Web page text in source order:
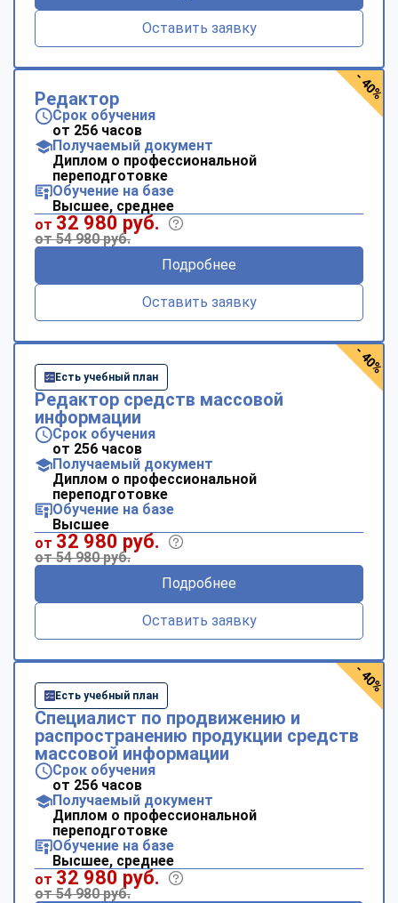
Оставить заявку
Редактор
Срок обучения
от 256 часов
Получаемый документ
Диплом о профессиональной
переподготовке
Обучение на базе
Высшее, среднее
от 32 980 руб.
от 54 980 руб.
Подробнее
Оставить заявку
- 40%
Есть учебный план
Редактор средств массовой
информации
Срок обучения
от 256 часов
Получаемый документ
Диплом о профессиональной
переподготовке
Обучение на базе
Высшее
от 32 980 руб.
от 54 980 руб.
Подробнее
Оставить заявку
- 40%
Есть учебный план
Специалист по продвижению и
распространению продукции средств
массовой информации
Срок обучения
от 256 часов
Получаемый документ
Диплом о профессиональной
переподготовке
Обучение на базе
Высшее, среднее
от 32 980 руб.
от 54 980 руб.
- 40%